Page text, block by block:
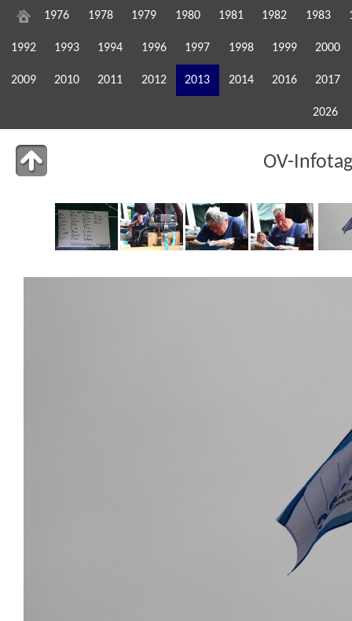
1976 1978 1979 1980 1981 1982 1983
1992 1993 1994 1996 1997 1998 1999 2000
2009 2010 2011 2012 2013 2014 2016 2017
2026
OV-